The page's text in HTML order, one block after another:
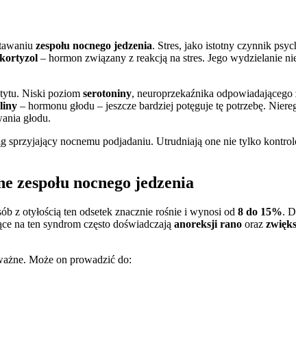
zespołu nocnego jedzenia. Stres, jako istotny czynnik
kortyzol – hormon związany z reakcją na stres. Jego wydzielanie
Niski poziom serotoniny, neuroprzekaźnika
– hormonu głodu – jeszcze bardziej potęguje tę potrzebę.
głodu.
sprzyjający nocnemu podjadaniu. Utrudniają one nie tylko
zespołu nocnego jedzenia
z otyłością ten odsetek znacznie rośnie i wynosi od 8 do 15%.
na ten syndrom często doświadczają anoreksji rano oraz
Może on prowadzić do: